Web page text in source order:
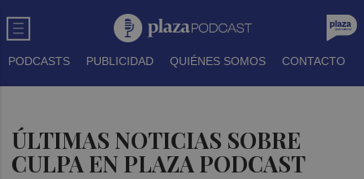
PODCASTS PUBLICIDAD QUIÉNES SOMOS CONTACTO
ÚLTIMAS NOTICIAS SOBRE
CULPA EN PLAZA PODCAST